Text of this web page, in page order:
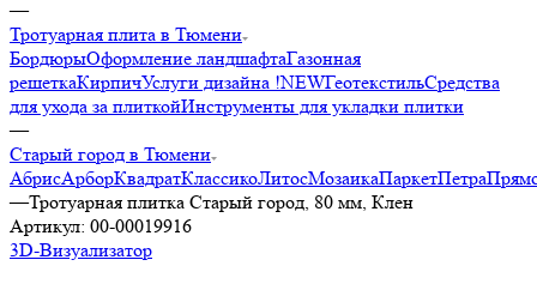
—
Тротуарная плита в Тюмени
БордюрыОформление ландшафтаГазонная
решеткаКирпичУслуги дизайна !NEWГеотекстильСредства
для ухода за плиткойИнструменты для укладки плитки
—
Старый город в Тюмени
АбрисАрборКвадратКлассикоЛитосМозаикаПаркетПетра
—Тротуарная плитка Старый город, 80 мм, Клен
Артикул: 00-00019916
3D-Визуализатор